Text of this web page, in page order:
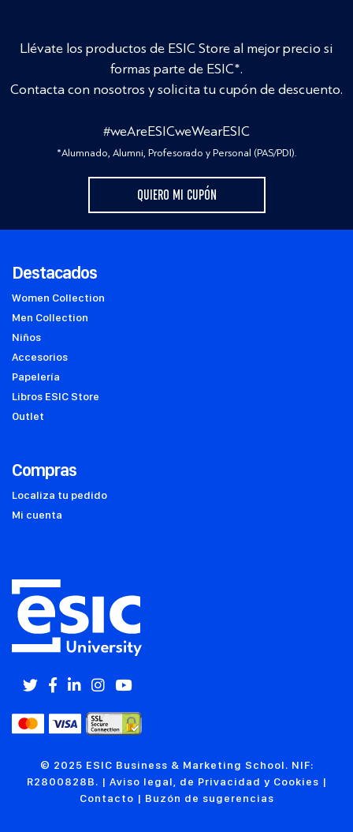
Llévate los productos de ESIC Store al mejor precio si
formas parte de ESIC*.
Contacta con nosotros y solicita tu cupón de descuento.
#weAreESICweWearESIC
*Alumnado, Alumni, Profesorado y Personal (PAS/PDI).
QUIERO MI CUPÓN
Destacados
Women Collection
Men Collection
Niños
Accesorios
Papelería
Libros ESIC Store
Outlet
Compras
Localiza tu pedido
Mi cuenta
© 2025 ESIC Business & Marketing School. NIF:
R2800828B. | Aviso legal, de Privacidad y Cookies |
Contacto | Buzón de sugerencias